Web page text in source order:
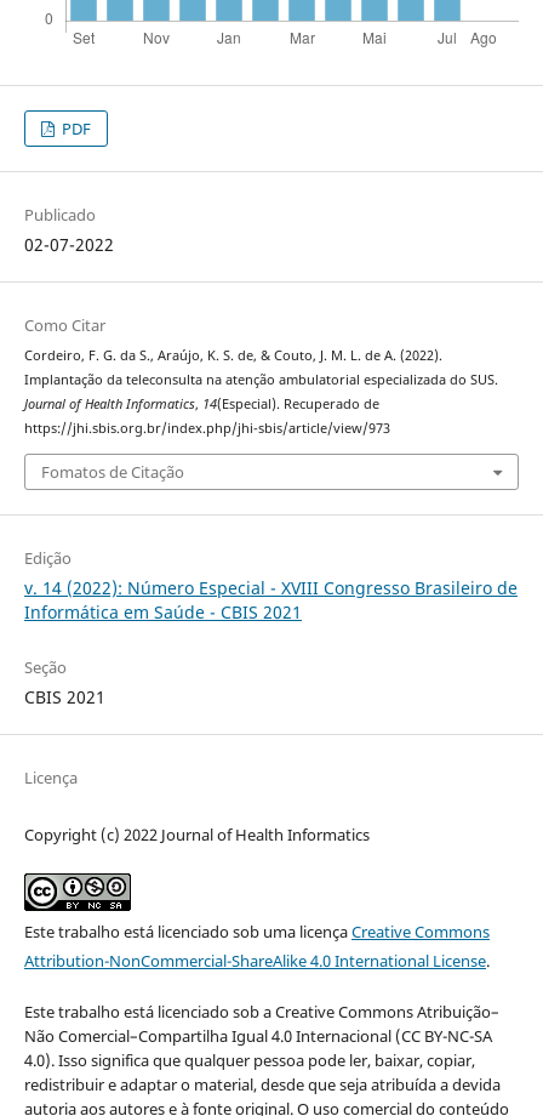
PDF
Publicado
02-07-2022
Como Citar
Cordeiro, F. G. da S., Araújo, K. S. de, & Couto, J. M. L. de A. (2022).
Implantação da teleconsulta na atenção ambulatorial especializada do SUS.
Journal of Health Informatics, 14(Especial). Recuperado de
https://jhi.sbis.org.br/index.php/jhi-sbis/article/view/973
Fomatos de Citação
Edição
v. 14 (2022): Número Especial - XVIII Congresso Brasileiro de
Informática em Saúde - CBIS 2021
Seção
CBIS 2021
Licença
Copyright (c) 2022 Journal of Health Informatics
Este trabalho está licenciado sob uma licençaCreative Commons
Attribution-NonCommercial-ShareAlike 4.0 International License.
Este trabalho está licenciado sob a Creative Commons Atribuição–
Não Comercial–Compartilha Igual 4.0 Internacional (CC BY-NC-SA
4.0). Isso significa que qualquer pessoa pode ler, baixar, copiar,
redistribuir e adaptar o material, desde que seja atribuída a devida
autoria aos autores e à fonte original. O uso comercial do conteúdo